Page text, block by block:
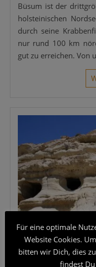
Büsum ist der
hol­s­tei­­ni­­schen
durch sei­ne
nur rund 100 km
gut zu errei­chen. Von
Für eine optimale
Website Cookies.
bitten wir Dich, dies
findest Du